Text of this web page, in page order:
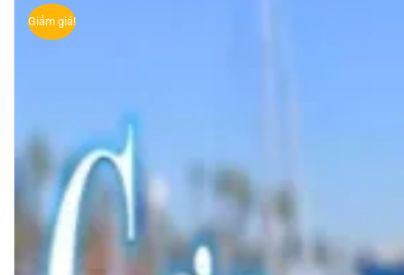
Giảm giá!